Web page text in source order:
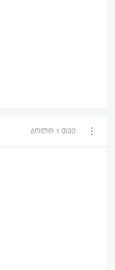
ბოლო 1 თვე